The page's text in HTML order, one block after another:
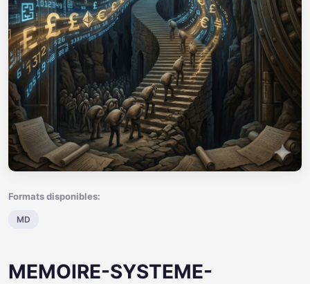
Formats disponibles:
MD
MEMOIRE-SYSTEME-